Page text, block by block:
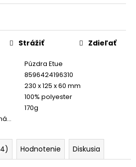
Púzdra Etue
8596424196310
230 x 125 x 60 mm
100% polyester
170g
Strážiť Zdieľať
Hodnotenie Diskusia